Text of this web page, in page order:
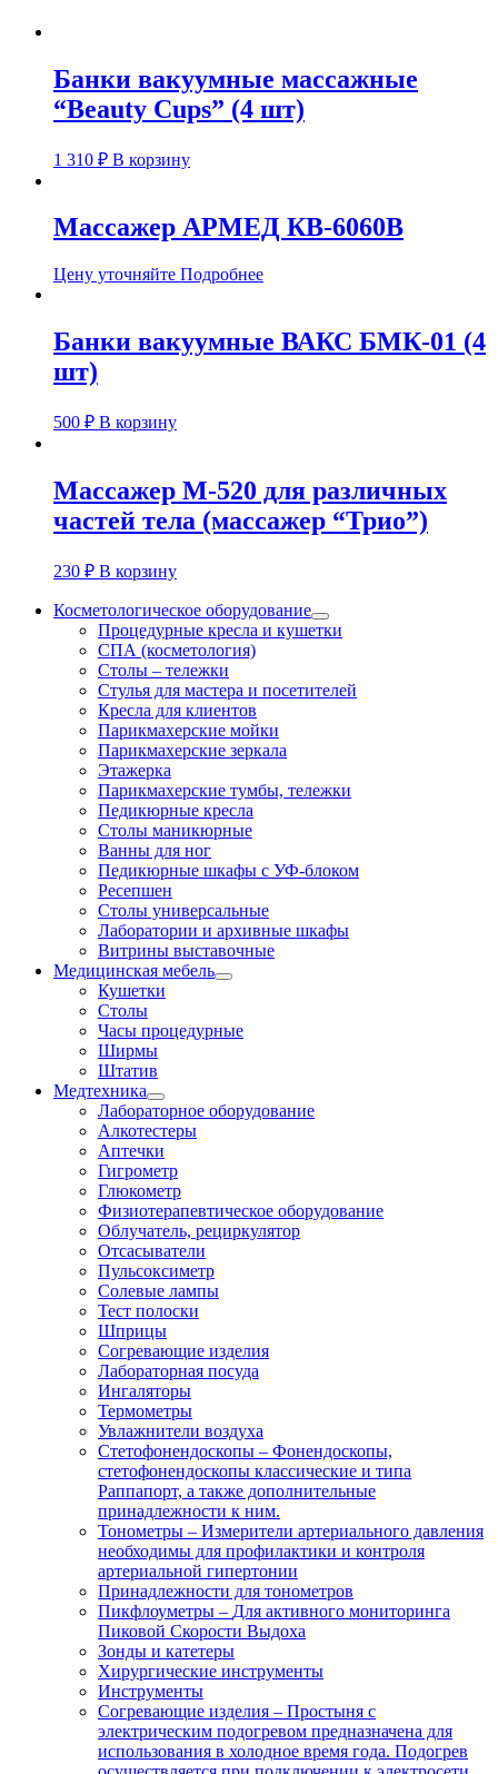
Банки вакуумные массажные
“Beauty Cups” (4 шт)
1 310 ₽ В корзину
Массажер АРМЕД КВ-6060В
Цену уточняйте Подробнее
Банки вакуумные ВАКС БМК-01 (4
шт)
500 ₽ В корзину
Массажер М-520 для различных
частей тела (массажер “Трио”)
230 ₽ В корзину
Косметологическое оборудование
Процедурные кресла и кушетки
СПА (косметология)
Столы – тележки
Стулья для мастера и посетителей
Кресла для клиентов
Парикмахерские мойки
Парикмахерские зеркала
Этажерка
Парикмахерские тумбы, тележки
Педикюрные кресла
Столы маникюрные
Ванны для ног
Педикюрные шкафы с УФ-блоком
Ресепшен
Столы универсальные
Лаборатории и архивные шкафы
Витрины выставочные
Медицинская мебель
Кушетки
Столы
Часы процедурные
Ширмы
Штатив
Медтехника
Лабораторное оборудование
Алкотестеры
Аптечки
Гигрометр
Глюкометр
Физиотерапевтическое оборудование
Облучатель, рециркулятор
Отсасыватели
Пульсоксиметр
Солевые лампы
Тест полоски
Шприцы
Согревающие изделия
Лабораторная посуда
Ингаляторы
Термометры
Увлажнители воздуха
Стетофонендоскопы – Фонендоскопы,
стетофонендоскопы классические и типа
Раппапорт, а также дополнительные
принадлежности к ним.
Тонометры – Измерители артериального давления
необходимы для профилактики и контроля
артериальной гипертонии
Принадлежности для тонометров
Пикфлоуметры – Для активного мониторинга
Пиковой Скорости Выдоха
Зонды и катетеры
Хирургические инструменты
Инструменты
Согревающие изделия – Простыня с
электрическим подогревом предназначена для
использования в холодное время года. Подогрев